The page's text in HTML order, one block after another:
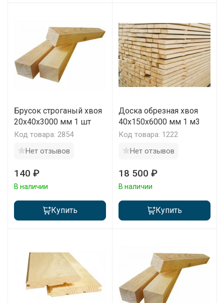
Брусок строганый хвоя
20x40x3000 мм 1 шт
Код товара: 2854
Нет отзывов
140 ₽
В наличии
Купить
Доска обрезная хвоя
40х150х6000 мм 1 м3
Код товара: 1222
Нет отзывов
18 500 ₽
В наличии
Купить